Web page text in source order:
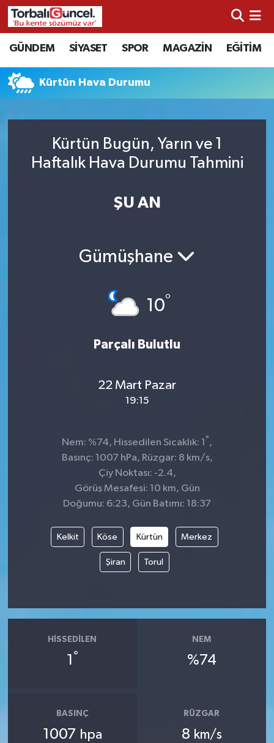
GÜNDEM SİYASET SPOR MAGAZİN EĞİTİM
Kürtün Hava Durumu
Kürtün Bugün, Yarın ve 1
Haftalık Hava Durumu Tahmini
ŞU AN
Gümüşhane
10°
Parçalı Bulutlu
22 Mart Pazar
19:15
Nem: %74, Hissedilen Sıcaklık: 1 ° ,
Basınç: 1007 hPa, Rüzgar: 8 km/s,
Çiy Noktası: -2.4,
Görüş Mesafesi: 10 km, Gün
Doğumu: 6:23, Gün Batımı: 18:37
Kelkit Köse Kürtün Merkez
Şiran Torul
HISSEDILEN
1 °
NEM
%74
BASINÇ
1007 hpa
RÜZGAR
8 km/s
İzmir Nöbetçi Eczaneler
İzmir Hava Durumu
İzmir Trafik Yoğunluk Haritası
Süper Lig Puan Durumu ve Fikstür
Haber Arşivi